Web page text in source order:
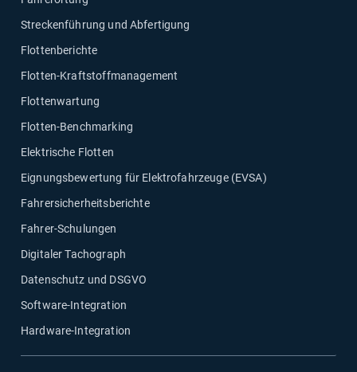
Streckenführung und Abfertigung
Flottenberichte
Flotten-Kraftstoffmanagement
Flottenwartung
Flotten-Benchmarking
Elektrische Flotten
Eignungsbewertung für Elektrofahrzeuge (EVSA)
Fahrersicherheitsberichte
Fahrer-Schulungen
Digitaler Tachograph
Datenschutz und DSGVO
Software-Integration
Hardware-Integration